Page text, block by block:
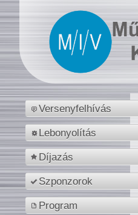
Versenyfelhívás
Lebonyolítás
Díjazás
Szponzorok
Program